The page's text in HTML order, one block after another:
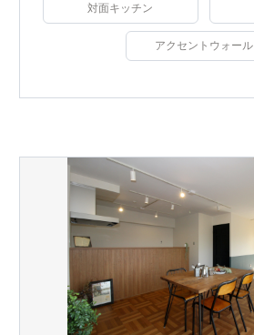
対面キッチン
アクセントウォール